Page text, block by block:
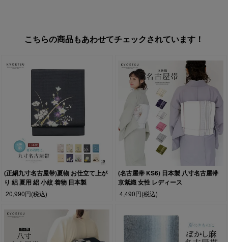
こちらの商品もあわせてチェックされています！
(正絹九寸名古屋帯)夏物 お仕立て上が
り 絽 夏用 絽 小紋 着物 日本製
20,990円(税込)
(名古屋帯 KS6) 日本製 八寸名古屋帯
京紫織 女性 レディース
4,490円(税込)